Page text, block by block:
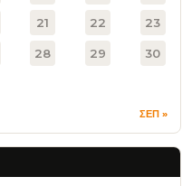
21 22 23
28 29 30
ΣΕΠ »